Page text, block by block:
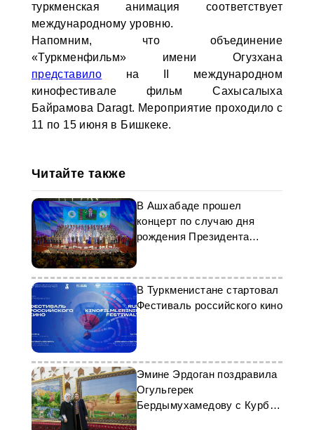
туркменская анимация соответствует
международному уровню.
Напомним, что объединение
«Туркменфильм» имени Огузхана
представило на II международном
кинофестивале фильм Сахысалыха
Байрамова Daragt. Мероприятие проходило с
11 по 15 июня в Бишкеке.
Читайте также
В Ашхабаде прошел
концерт по случаю дня
рождения Президента
Туркменистана
В Туркменистане стартовал
Фестиваль российского кино
Эмине Эрдоган поздравила
Огульгерек
Бердымухамедову с Курбан
Байрамы